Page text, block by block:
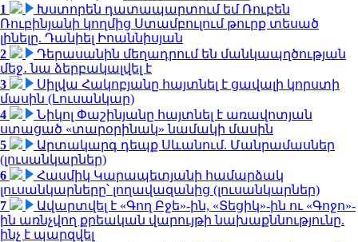
1
Խստորեն դատապարտում եմ Ռուբեն
Ռուբինյանի կողմից Ստամբուլում թուրք տեսած
լինելը. Դանիել Իոաննիսյան
2
Դերասանին մեղադրում են մանկապղծության
մեջ․ նա ձերբակալվել է
3
Սիլվա Հակոբյանը հայտնել է ցավալի կորստի
մասին (Լուսանկար)
4
Նիկոլ Փաշինյանը հայտնել է առավոտյան
ստացած «տարօրինակ» նամակի մասին
5
Արտակարգ դեպք Սևանում. Մանրամասներ
(լուսանկարներ)
6
Հասմիկ Կարապետյանի համարձակ
լուսանկարները՝ լողավազանից (լուսանկարներ)
7
Ավարտվել է «Գող Բջե»-ին, «Տեցիկ»-ին ու «Գոջո»-
ին առնչվող քրեական վարույթի նախաքննությունը.
ինչ է պարզվել